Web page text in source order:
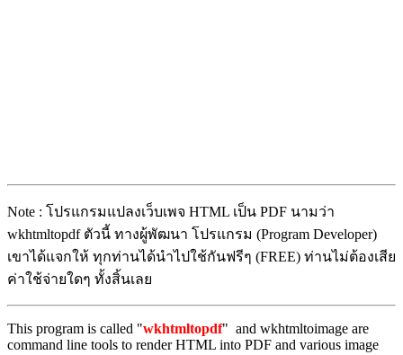
Note : โปรแกรมแปลงเว็บเพจ HTML เป็น PDF นามว่า
wkhtmltopdf ตัวนี้ ทางผู้พัฒนา โปรแกรม (Program Developer)
เขาได้แจกให้ ทุกท่านได้นำไปใช้กันฟรีๆ (FREE) ท่านไม่ต้องเสีย
ค่าใช้จ่ายใดๆ ทั้งสิ้นเลย
This program is called "wkhtmltopdf" and wkhtmltoimage are
command line tools to render HTML into PDF and various image